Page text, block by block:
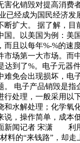
害化销毁对提高消费
已经成为国民经济发
断扩大。 据了解，目
国。以美国为例：美
而且以每年%-%的速
市场第一大市场。而
达到了%。电子元器
难免会出现损坏，电
。 电子产品销毁是指
行处理，一般采用以
和水解处理；化学氧
说，操作简单，成本
新闻记者 宋潇 利
材料的“来钱路”，